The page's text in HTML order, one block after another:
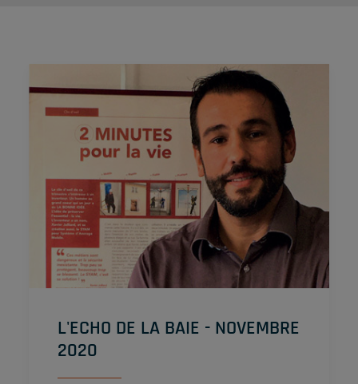
L'ECHO DE LA BAIE - NOVEMBRE
2020